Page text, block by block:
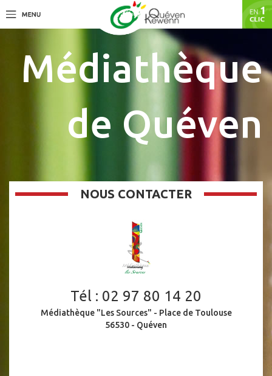
Médiathèque
de Quéven
NOUS CONTACTER
Tél : 02 97 80 14 20
Médiathèque "Les Sources" - Place de Toulouse
56530 - Quéven